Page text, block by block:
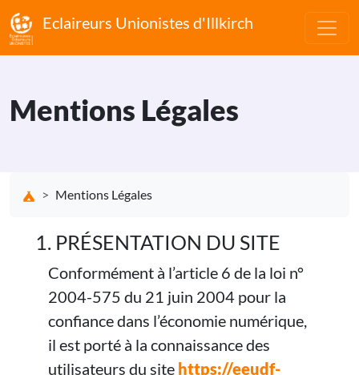
Eclaireurs Unionistes d'Illkirch
Mentions Légales
Mentions Légales
1. PRÉSENTATION DU SITE
Conformément à l’article 6 de la loi n°
2004-575 du 21 juin 2004 pour la
confiance dans l’économie numérique,
il est porté à la connaissance des
utilisateurs du site https://eeudf-